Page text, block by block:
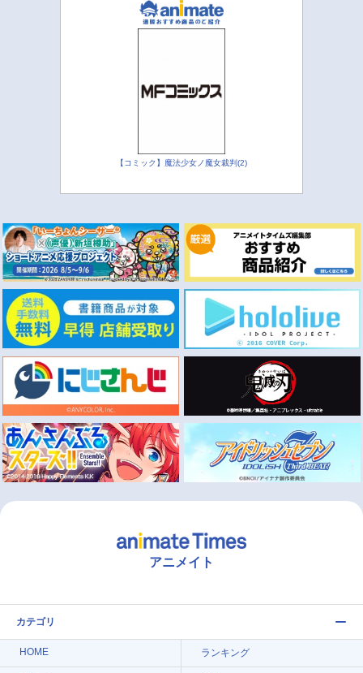
【コミック】魔法少女ノ魔女裁判(2)
アニメイト
カテゴリ
HOME ランキング